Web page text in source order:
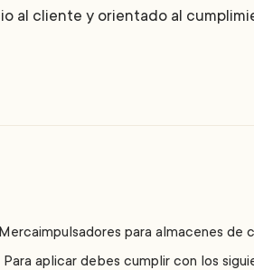
al cliente y orientado al
para almacenes de
aplicar debes cumplir con los